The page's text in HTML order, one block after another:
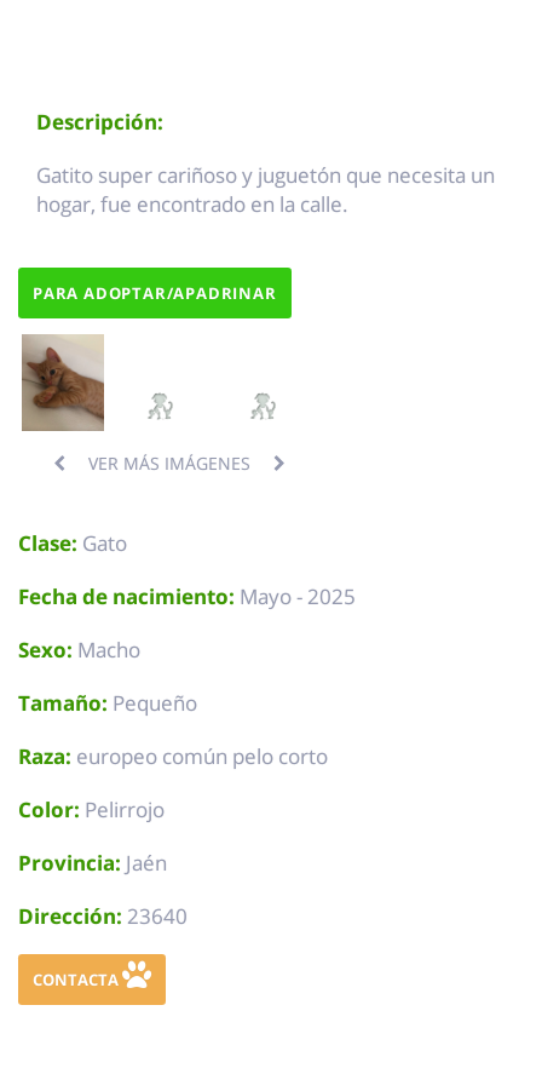
Descripción:
Gatito super cariñoso y juguetón que necesita un
hogar, fue encontrado en la calle.
PARA ADOPTAR/APADRINAR
VER MÁS IMÁGENES
Clase: Gato
Fecha de nacimiento: Mayo - 2025
Sexo: Macho
Tamaño: Pequeño
Raza: europeo común pelo corto
Color: Pelirrojo
Provincia: Jaén
Dirección: 23640
CONTACTA